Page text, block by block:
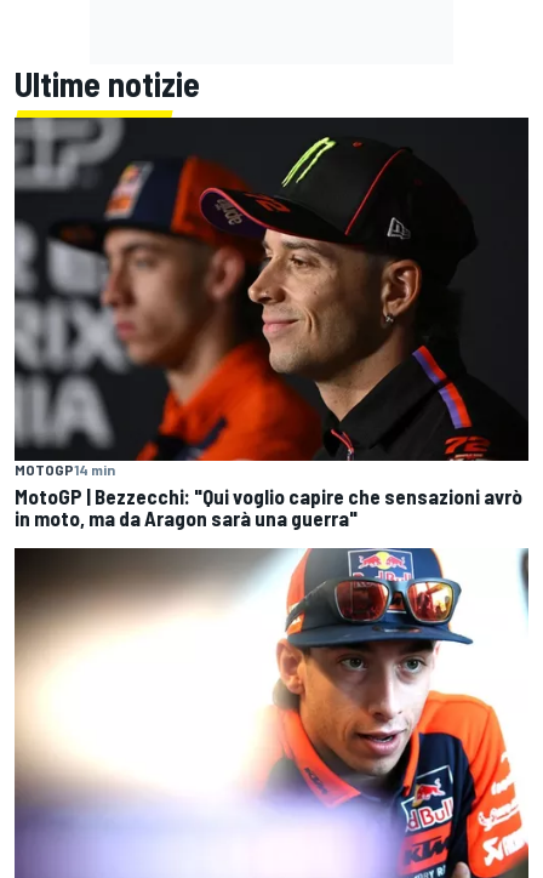
Ultime notizie
MOTOGP14 min
MotoGP | Bezzecchi: "Qui voglio capire che sensazioni avrò
in moto, ma da Aragon sarà una guerra"